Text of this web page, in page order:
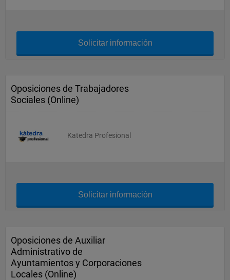
Solicitar información
Oposiciones de Trabajadores
Sociales (Online)
Katedra Profesional
Solicitar información
Oposiciones de Auxiliar
Administrativo de
Ayuntamientos y Corporaciones
Locales (Online)